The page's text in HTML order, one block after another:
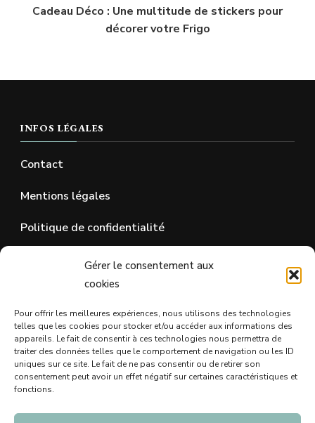
Gérer le consentement aux
cookies
Pour offrir les meilleures expériences, nous utilisons des technologies
telles que les cookies pour stocker et/ou accéder aux informations des
appareils. Le fait de consentir à ces technologies nous permettra de
traiter des données telles que le comportement de navigation ou les ID
uniques sur ce site. Le fait de ne pas consentir ou de retirer son
consentement peut avoir un effet négatif sur certaines caractéristiques et
fonctions.
Cadeau Déco : Une multitude de stickers pour
décorer votre Frigo
INFOS LÉGALES
Contact
Mentions légales
Politique de confidentialité
SUR LES RÉSEAUX SOCIAUX